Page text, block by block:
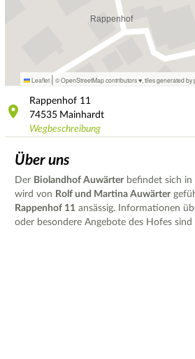
Leaflet | © OpenStreetMap contributors ♥, tiles generated by
Rappenhof 11
74535 Mainhardt
Wegbeschreibung
Über uns
Der Biolandhof Auwärter befindet sich in
wird von Rolf und Martina Auwärter
Rappenhof 11 ansässig. Informationen
oder besondere Angebote des Hofes